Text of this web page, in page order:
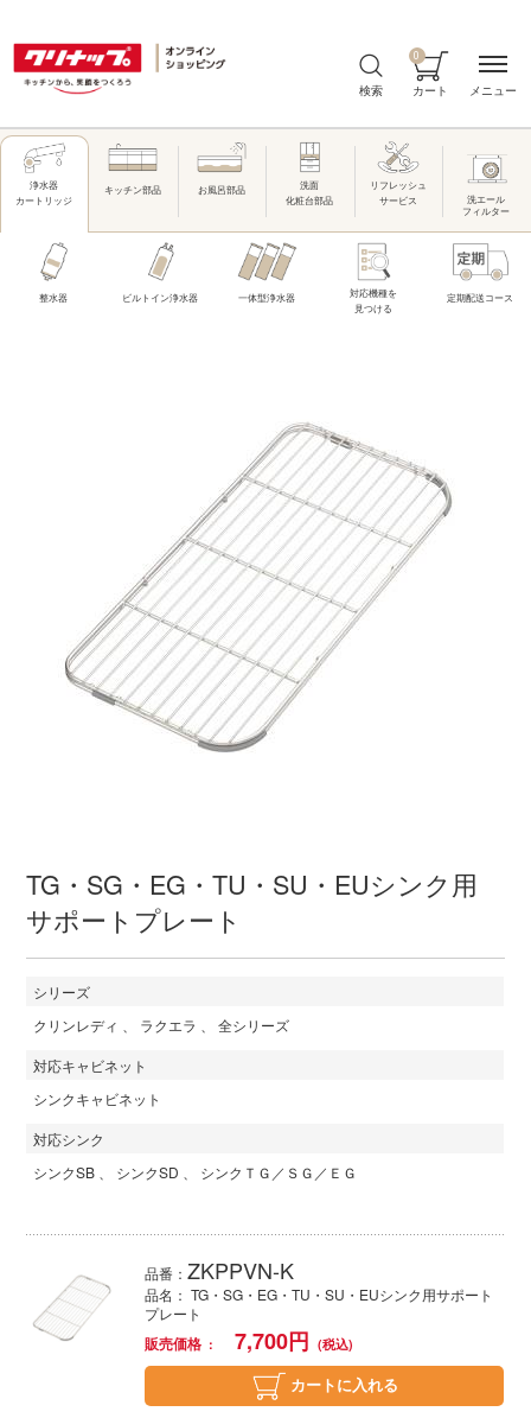
検索 カート
0
浄水器
カートリッジ
キッチン部品 お風呂部品
洗面
化粧台部品
リフレッシュ
サービス
洗エール
フィルター
整水器 ビルトイン浄水器 一体型浄水器
対応機種を
見つける
定期配送コース
TG・SG・EG・TU・SU・EUシンク用
サポートプレート
シリーズ
クリンレディ
ラクエラ 全シリーズ
対応キャビネット
シンクキャビネット
対応シンク
シンクSB
シンクSD シンクＴＧ／ＳＧ／ＥＧ
品番：ZKPPVN-K
品名： TG・SG・EG・TU・SU・EUシンク用サポート
プレート
販売価格
7,700円
カートに入れる
メニュー